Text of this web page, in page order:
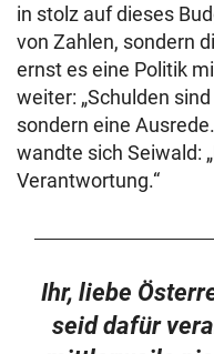
in stolz auf dieses
von Zahlen, sondern
ernst es eine Politik
weiter: „Schulden
sondern eine
wandte sich Seiwald:
Verantwortung.“
Ihr, liebe
seid dafür